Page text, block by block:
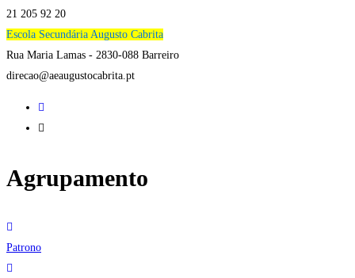
21 205 92 20
Escola Secundária Augusto Cabrita
Rua Maria Lamas - 2830-088 Barreiro
direcao@aeaugustocabrita.pt
Agrupamento
Patrono